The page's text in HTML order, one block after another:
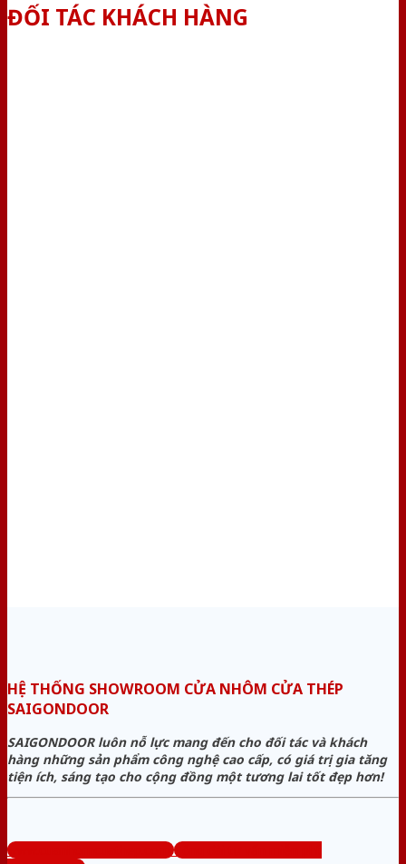
ĐỐI TÁC KHÁCH HÀNG
HỆ THỐNG SHOWROOM CỬA NHÔM CỬA THÉP
SAIGONDOOR
SAIGONDOOR luôn nỗ lực mang đến cho đối tác và khách
hàng những sản phẩm công nghệ cao cấp, có giá trị gia tăng
tiện ích, sáng tạo cho cộng đồng một tương lai tốt đẹp hơn!
www.cuanhomcuathep.com
Tổng đài tư vấn miễn phí: